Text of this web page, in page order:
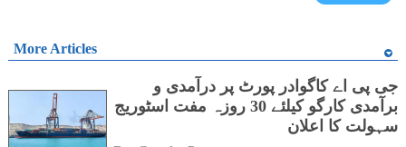
More Articles
جی پی اے کاگوادر پورٹ پر درآمدی و
برآمدی کارگو کیلئے 30 روزہ مفت اسٹوریج
سہولت کا اعلان